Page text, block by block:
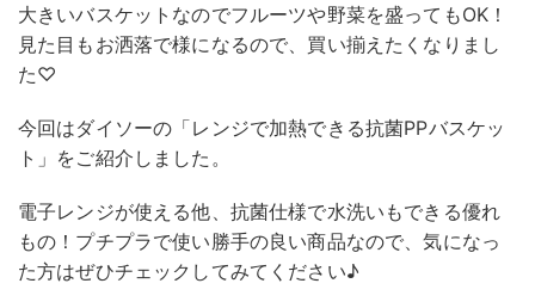
大きいバスケットなのでフルーツや野菜を盛ってもOK！
見た目もお洒落で様になるので、買い揃えたくなりまし
た♡
今回はダイソーの「レンジで加熱できる抗菌PPバスケッ
ト」をご紹介しました。
電子レンジが使える他、抗菌仕様で水洗いもできる優れ
もの！プチプラで使い勝手の良い商品なので、気になっ
た方はぜひチェックしてみてください♪